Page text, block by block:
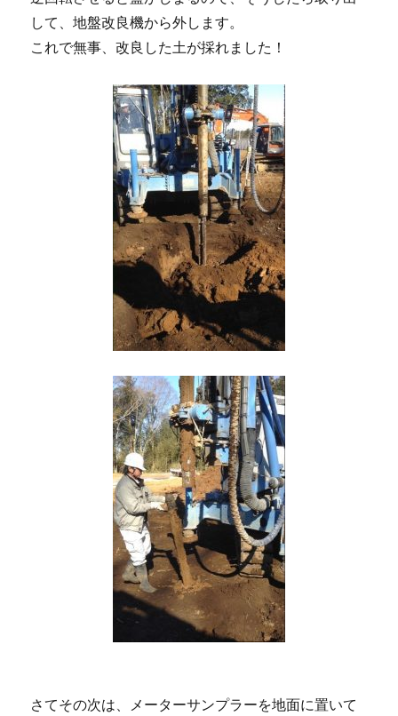
して、地盤改良機から外します。
これで無事、改良した土が採れました！
さてその次は、メーターサンプラーを地面に置いて